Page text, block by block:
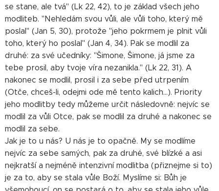
se stane, ale tvá" (Lk 22, 42), to je základ všech jeho
modliteb. "Nehledám svou vůli, ale vůli toho, který mě
poslal" (Jan 5, 30), protože "jeho pokrmem je plnit vůli
toho, který ho poslal" (Jan 4, 34). Pak se modlil za
druhé: za své učedníky: "Šimone, Šimone, já jsme za
tebe prosil, aby tvoje víra nezanikla." (Lk 22, 31). A
nakonec se modlil, prosil i za sebe před utrpením
(Otče, chceš-li, odejmi ode mě tento kalich...). Priority
jeho modlitby tedy můžeme určit následovně: nejvíc se
modlil za vůli Otce, pak se modlil za druhé a nakonec se
modlil za sebe.
Jak je to u nás? U nás je to opačně. My se modlíme
nejvíc za sebe samých, pak za druhé, své blízké a asi
nejkratší a nejméně intenzivní modlitba (přiznejme si to)
je za to, aby se stala vůle Boží. Myslíme si: Bůh je